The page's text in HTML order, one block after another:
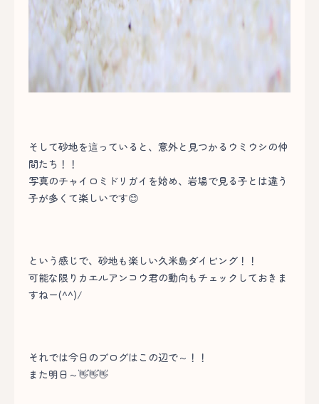
そして砂地を這っていると、意外と見つかるウミウシの仲
間たち！！
写真のチャイロミドリガイを始め、岩場で見る子とは違う
子が多くて楽しいです😊
という感じで、砂地も楽しい久米島ダイビング！！
可能な限りカエルアンコウ君の動向もチェックしておきま
すねー(^^)/
それでは今日のブログはこの辺で～！！
また明日～👋👋👋